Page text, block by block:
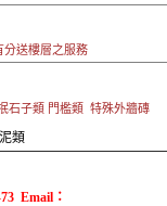
送樓層之服務
石子類 門檻類 特殊外牆磚
類
Email：